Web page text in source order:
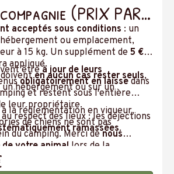
(PRIX PAR
acceptés sous conditions : un
ou emplacement,
à 15 kg. Un supplément de 5 €
appliqué.
doiventen aucun cas rester seuls,
un hébergement ou sur un
êtreà jour de leurs
obligatoirement en laissedans
et restent sous l'entière
leur propriétaire.
respect des lieux : les déjections
ramassées.
la réglementation en vigueur,
de chiens ne sont pas
du camping. Merci denous
votre animal lors de la